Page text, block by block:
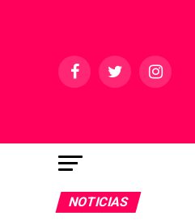
NOTICIAS